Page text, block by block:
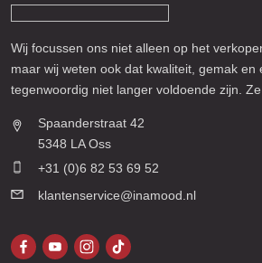
Wij focussen ons niet alleen op het
maar wij weten ook dat kwaliteit, gemak en
tegenwoordig niet langer voldoende zijn.
Spaanderstraat 42
5348 LA Oss
+31 (0)6 82 53 69 52
klantenservice@inamood.nl